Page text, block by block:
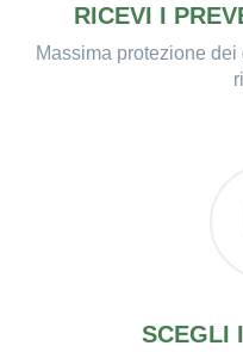
RICEVI I
Massima protezione
SCEGLI